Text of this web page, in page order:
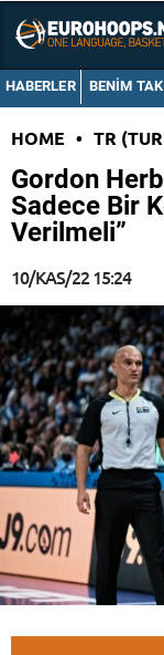
HABERLER BENIM
HOME • TR
Gordon
Sadece Bir
Verilmeli”
10/KAS/22 15:24